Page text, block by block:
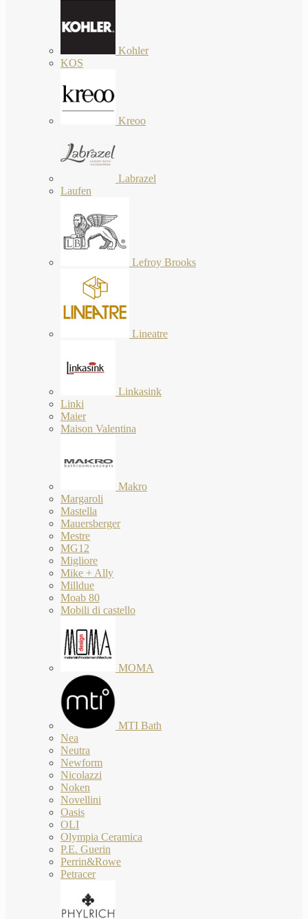
Kohler
KOS
Kreoo
Labrazel
Laufen
Lefroy Brooks
Lineatre
Linkasink
Linki
Maier
Maison Valentina
Makro
Margaroli
Mastella
Mauersberger
Mestre
MG12
Migliore
Mike + Ally
Milldue
Moab 80
Mobili di castello
MOMA
MTI Bath
Nea
Neutra
Newform
Nicolazzi
Noken
Novellini
Oasis
OLI
Olympia Ceramica
P.E. Guerin
Perrin&Rowe
Petracer